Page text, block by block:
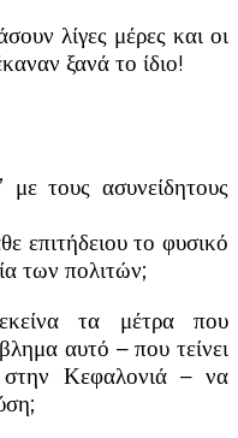
λίγες μέρες και οι
ξανά το ίδιο!
τους ασυνείδητους
επιτήδειου το φυσικό
των πολιτών;
τα μέτρα που
αυτό – που τείνει
στην Κεφαλονιά – να